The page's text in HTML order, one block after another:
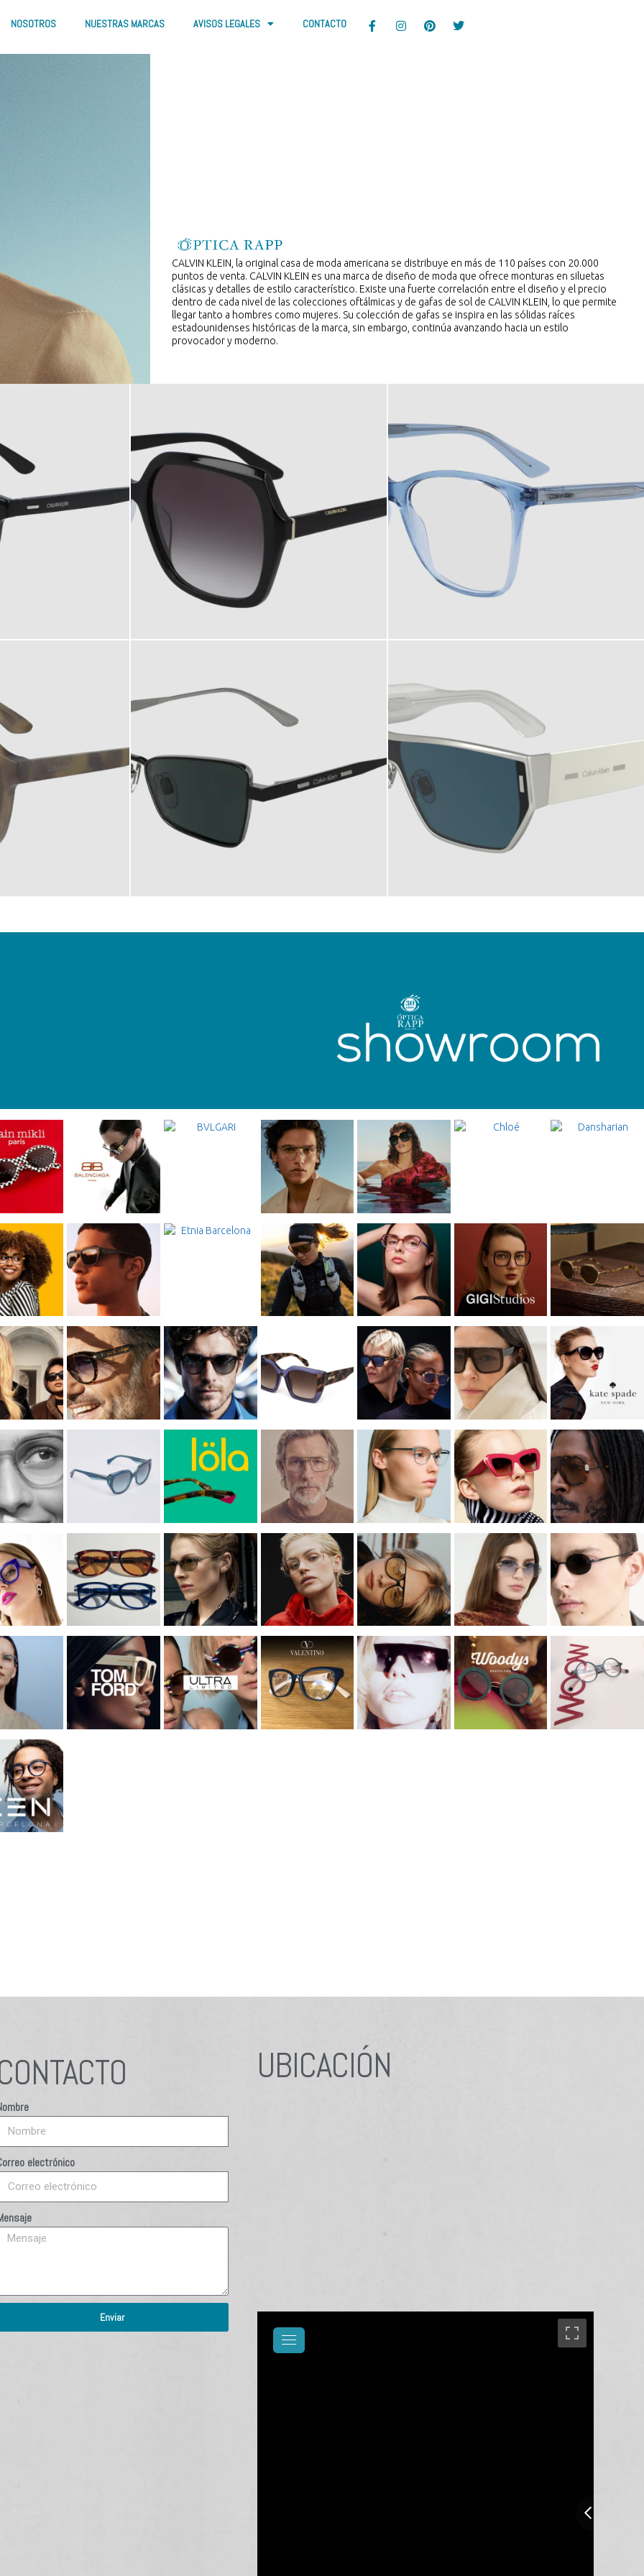
NOSOTROS NUESTRAS MARCAS AVISOS LEGALES CONTACTO
CALVIN KLEIN, la original casa de moda americana se distribuye en más de 110 países con 20.000
puntos de venta. CALVIN KLEIN es una marca de diseño de moda que ofrece monturas en siluetas
clásicas y detalles de estilo característico. Existe una fuerte correlación entre el diseño y el precio
dentro de cada nivel de las colecciones oftálmicas y de gafas de sol de CALVIN KLEIN, lo que permite
llegar tanto a hombres como mujeres. Su colección de gafas se inspira en las sólidas raíces
estadounidenses históricas de la marca, sin embargo, continúa avanzando hacia un estilo
provocador y moderno.
electrónico
Enviar
UBICACIÓN